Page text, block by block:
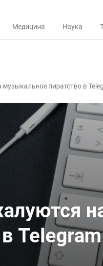
Медицина Наука
пиратство в
Telegram